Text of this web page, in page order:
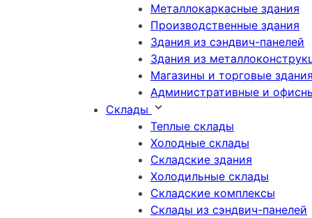
Металлокаркасные здания
Производственные здания
Здания из сэндвич-панелей
Здания из
Магазины и торговые
Административные и
Склады
Теплые склады
Холодные склады
Складские здания
Холодильные склады
Складские комплексы
Склады из сэндвич-панелей